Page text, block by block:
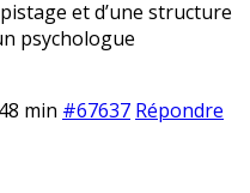
et d’une structure
psychologue
min #67637 Répondre